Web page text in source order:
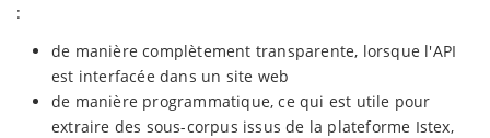
:
de manière complètement transparente, lorsque l'API
est interfacée dans un site web
de manière programmatique, ce qui est utile pour
extraire des sous-corpus issus de la plateforme Istex,